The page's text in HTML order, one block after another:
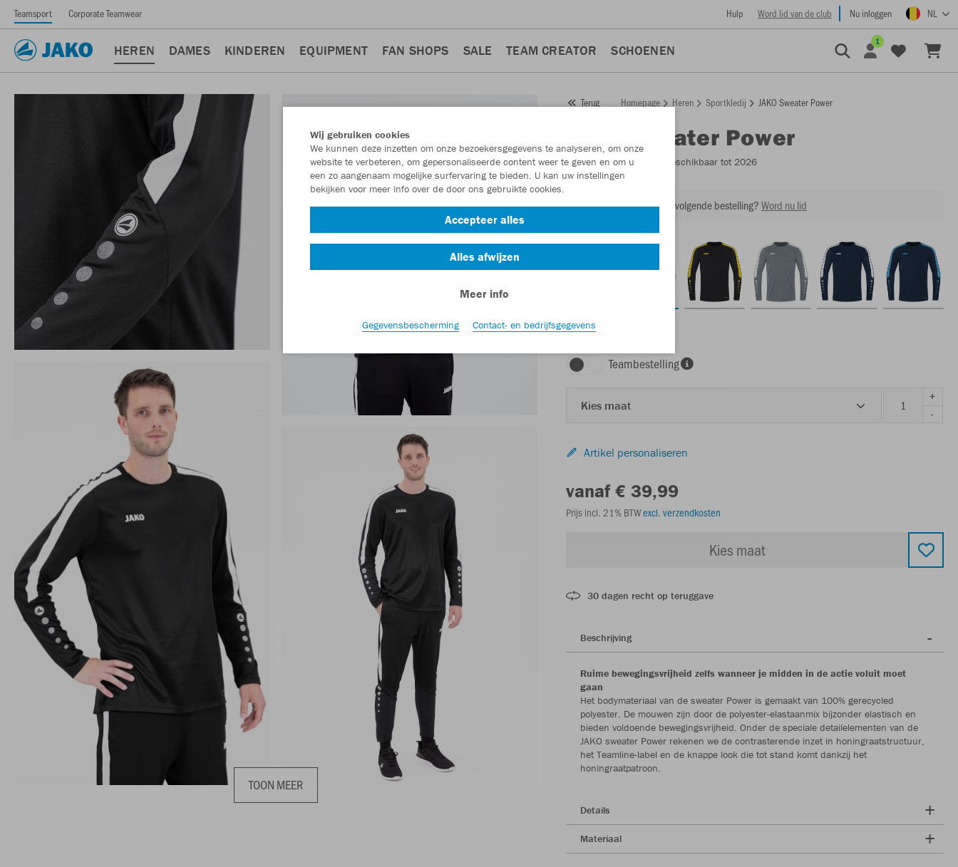
Teamsport Corporate Teamwear Hulp Word lid van de club Nu inloggen NL
HEREN DAMES KINDEREN EQUIPMENT FAN SHOPS SALE TEAM CREATOR SCHOENEN
1
TOON MEER
Terug Homepage Heren Sportkledij JAKO Sweater Power
Sweater Power
Artikelnummer: - Beschikbaar tot 2026
Zin in 30% korting op je volgende bestelling?Word nu lid
zwart
Teambestelling
Kies maat
+
-
Artikel personaliseren
vanaf € 39,99
Prijs incl. 21% BTWexcl. verzendkosten
Kies maat
30 dagen recht op teruggave
Beschrijving
Ruime bewegingsvrijheid zelfs wanneer je midden in de actie voluit moet
gaan
Het bodymateriaal van de sweater Power is gemaakt van 100% gerecycled
polyester. De mouwen zijn door de polyester-elastaanmix bijzonder elastisch en
bieden voldoende bewegingsvrijheid. Onder de speciale detailelementen van de
JAKO sweater Power rekenen we de contrasterende inzet in honingraatstructuur,
het Teamline-label en de knappe look die tot stand komt dankzij het
honingraatpatroon.
Details
Materiaal
Wij gebruiken cookies
We kunnen deze inzetten om onze bezoekersgegevens te analyseren, om onze
website te verbeteren, om gepersonaliseerde content weer te geven en om u
een zo aangenaam mogelijke surfervaring te bieden. U kan uw instellingen
bekijken voor meer info over de door ons gebruikte cookies.
Accepteer alles
Alles afwijzen
Meer info
Gegevensbescherming Contact- en bedrijfsgegevens